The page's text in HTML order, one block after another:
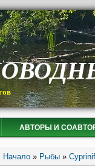
АВТОРЫ И
Вы здесь
Начало » Рыбы »